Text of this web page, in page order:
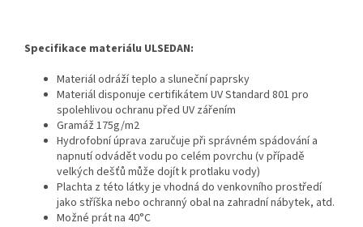
Specifikace materiálu ULSEDAN:
Materiál odráží teplo a sluneční paprsky
Materiál disponuje certifikátem UV Standard 801 pro
spolehlivou ochranu před UV zářením
Gramáž 175g/m2
Hydrofobní úprava zaručuje při správném spádování a
napnutí odvádět vodu po celém povrchu (v případě
velkých dešťů může dojít k protlaku vody)
Plachta z této látky je vhodná do venkovního prostředí
jako stříška nebo ochranný obal na zahradní nábytek, atd.
Možné prát na 40°C